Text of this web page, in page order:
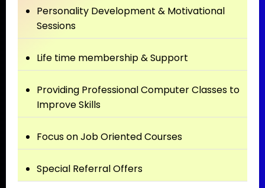
Personality Development & Motivational
Sessions
Life time membership & Support
Providing Professional Computer Classes to
Improve Skills
Focus on Job Oriented Courses
Special Referral Offers